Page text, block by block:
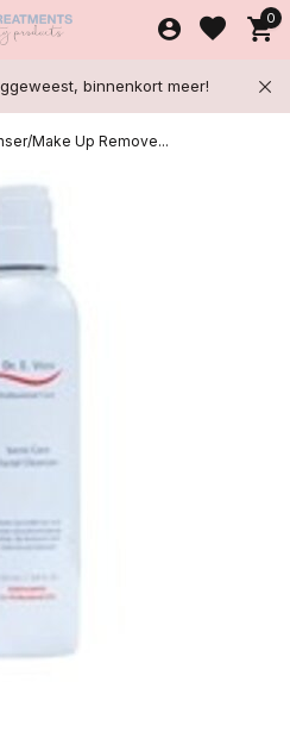
0
binnenkort meer!
Make Up Remove...